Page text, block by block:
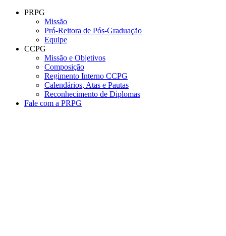
Conteúdo principal
PRPG
Missão
Pró-Reitora de Pós-Graduação
Equipe
CCPG
Missão e Objetivos
Composição
Regimento Interno CCPG
Calendários, Atas e Pautas
Reconhecimento de Diplomas
Fale com a PRPG